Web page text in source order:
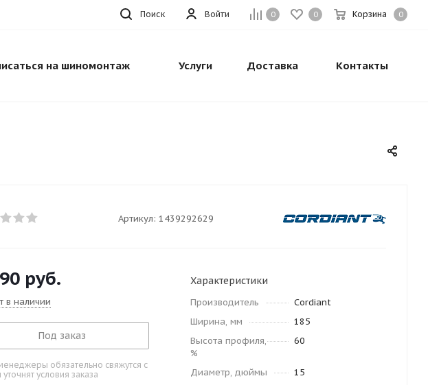
0 0 Корзина 0
Войти
Поиск
на шиномонтаж Услуги Доставка Контакты
Артикул: 1439292629
руб.
в наличии
Под заказ
обязательно свяжутся с
условия заказа
Характеристики
Производитель
Cordiant
Ширина, мм
185
Высота профиля,
%
60
Диаметр, дюймы
15